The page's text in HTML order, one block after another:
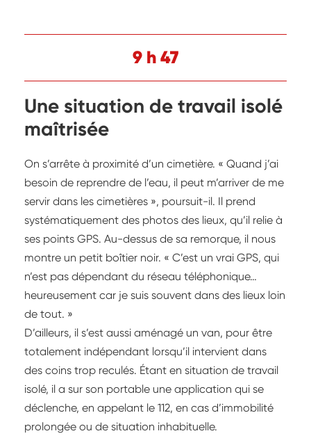
9 h 47
Une situation de travail isolé
maîtrisée
On s’arrête à proximité d’un cimetière. « Quand j’ai
besoin de reprendre de l’eau, il peut m’arriver de me
servir dans les cimetières », poursuit-il. Il prend
systématiquement des photos des lieux, qu’il relie à
ses points GPS. Au-dessus de sa remorque, il nous
montre un petit boîtier noir. « C’est un vrai GPS, qui
n’est pas dépendant du réseau téléphonique…
heureusement car je suis souvent dans des lieux loin
de tout. »
D’ailleurs, il s’est aussi aménagé un van, pour être
totalement indépendant lorsqu’il intervient dans
des coins trop reculés. Étant en situation de travail
isolé, il a sur son portable une application qui se
déclenche, en appelant le 112, en cas d’immobilité
prolongée ou de situation inhabituelle.